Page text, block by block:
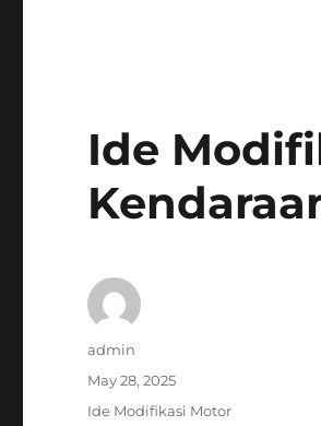
Ide
Author
admin
Posted
on
May 28, 2025
Categories
Ide Modifikasi Motor